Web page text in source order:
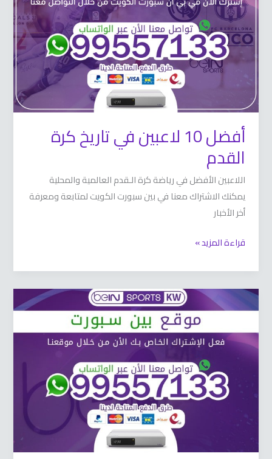
أفضل 10 لاعبين في تاريخ كرة
القدم
اللاعبين الأفضل في رياضة كرة الـقدم العالمية والمحلية
يمكنك الاشتراك معنا في بين سبورت الكويت لمتابعة ومعرفة
أخر الأخبار
في
كرة
القدم
قراءة المزيد »
موقع
بين
سبورت
66633738